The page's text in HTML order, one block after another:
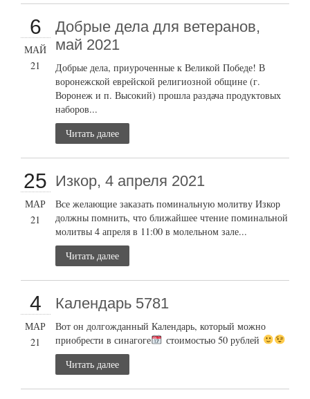
6
МАЙ
21
Добрые дела для ветеранов,
май 2021
Добрые дела, приуроченные к Великой Победе! В
воронежской еврейской религиозной общине (г.
Воронеж и п. Высокий) прошла раздача продуктовых
наборов...
Читать далее
25
МАР
21
Изкор, 4 апреля 2021
Все желающие заказать поминальную молитву Изкор
должны помнить, что ближайшее чтение поминальной
молитвы 4 апреля в 11:00 в молельном зале...
Читать далее
4
МАР
21
Календарь 5781
Вот он долгожданный Календарь, который можно
приобрести в синагоге
стоимостью 50 рублей
Читать далее